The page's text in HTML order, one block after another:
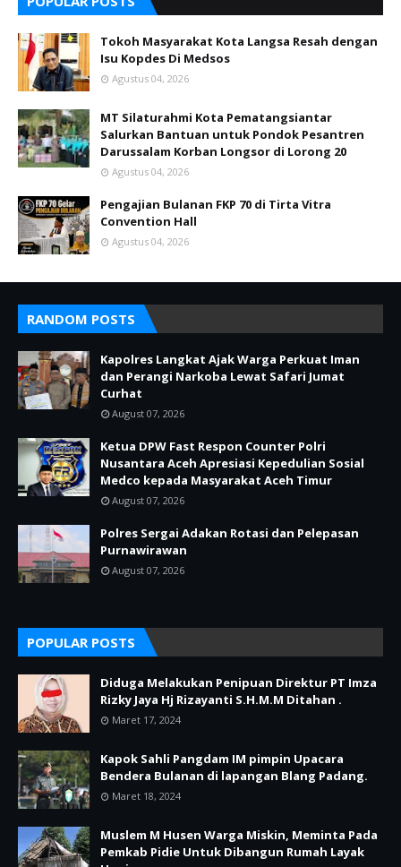
Tokoh Masyarakat Kota Langsa Resah dengan
Isu Kopdes Di Medsos
Agustus 04, 2026
MT Silaturahmi Kota Pematangsiantar
Salurkan Bantuan untuk Pondok Pesantren
Darussalam Korban Longsor di Lorong 20
Agustus 04, 2026
Pengajian Bulanan FKP 70 di Tirta Vitra
Convention Hall
Agustus 04, 2026
RANDOM POSTS
Kapolres Langkat Ajak Warga Perkuat Iman
dan Perangi Narkoba Lewat Safari Jumat
Curhat
August 07, 2026
Ketua DPW Fast Respon Counter Polri
Nusantara Aceh Apresiasi Kepedulian Sosial
Medco kepada Masyarakat Aceh Timur
August 07, 2026
Polres Sergai Adakan Rotasi dan Pelepasan
Purnawirawan
August 07, 2026
POPULAR POSTS
Diduga Melakukan Penipuan Direktur PT Imza
Rizky Jaya Hj Rizayanti S.H.M.M Ditahan .
Maret 17, 2024
Kapok Sahli Pangdam IM pimpin Upacara
Bendera Bulanan di lapangan Blang Padang.
Maret 18, 2024
Muslem M Husen Warga Miskin, Meminta Pada
Pemkab Pidie Untuk Dibangun Rumah Layak